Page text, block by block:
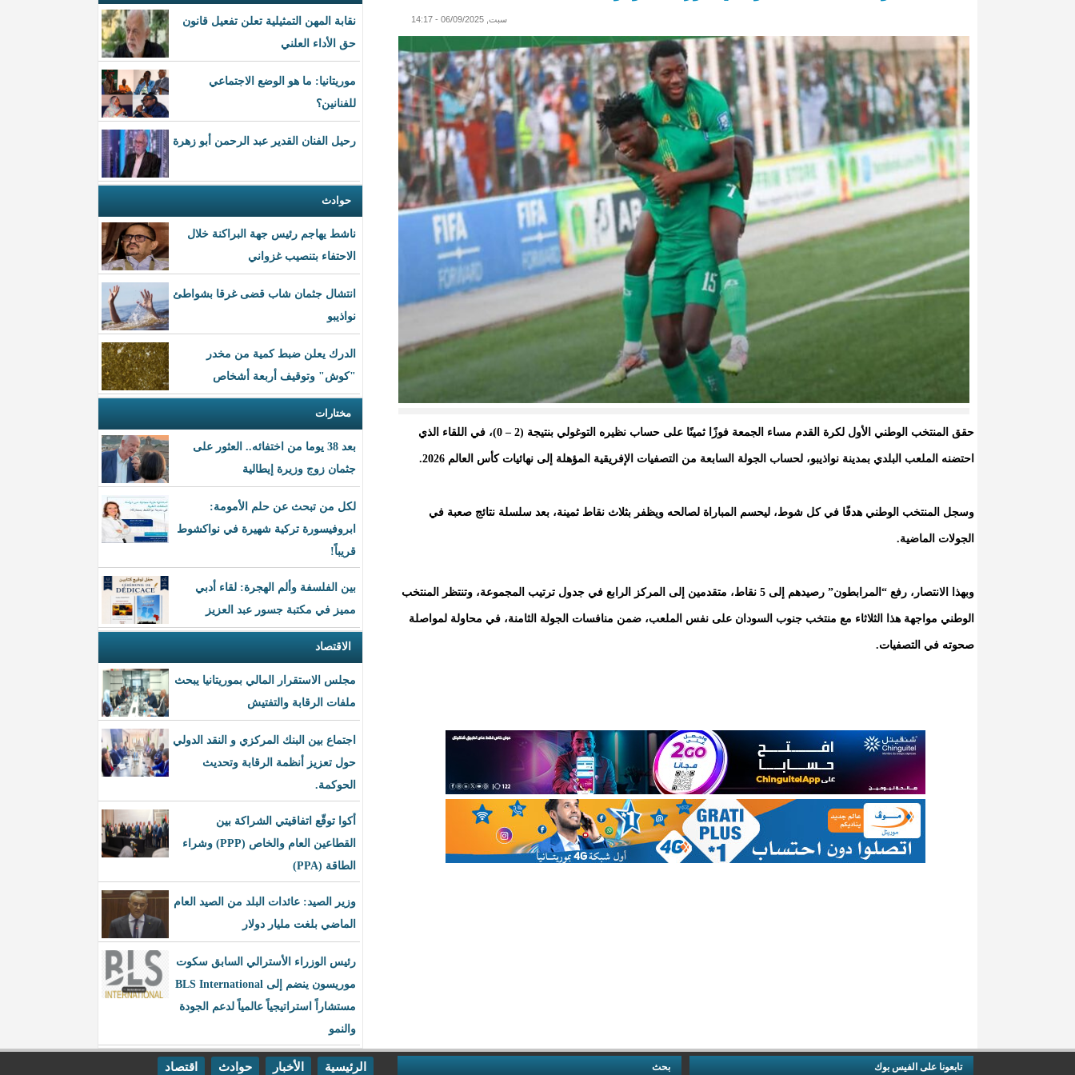
نقابة المهن التمثيلية تعلن تفعيل قانون
حق الأداء العلني
موريتانيا: ما هو الوضع الاجتماعي
للفنانين؟
رحيل الفنان القدير عبد الرحمن أبو زهرة
حوادث
ناشط يهاجم رئيس جهة البراكنة خلال
الاحتفاء بتنصيب غزواني
انتشال جثمان شاب قضى غرقا بشواطئ
نواذيبو
الدرك يعلن ضبط كمية من مخدر
"كوش" وتوقيف أربعة أشخاص
مختارات
بعد 38 يوما من اختفائه.. العثور على
جثمان زوج وزيرة إيطالية
لكل من تبحث عن حلم الأمومة:
ابروفيسورة تركية شهيرة في نواكشوط
قريباً!
بين الفلسفة وألم الهجرة: لقاء أدبي
مميز في مكتبة جسور عبد العزيز
الاقتصاد
مجلس الاستقرار المالي بموريتانيا يبحث
ملفات الرقابة والتفتيش
اجتماع بين البنك المركزي و النقد الدولي
حول تعزيز أنظمة الرقابة وتحديث
الحوكمة.
أكوا توقّع اتفاقيتي الشراكة بين
القطاعين العام والخاص (PPP) وشراء
الطاقة (PPA)
وزير الصيد: عائدات البلد من الصيد العام
الماضي بلغت مليار دولار
رئيس الوزراء الأسترالي السابق سكوت
موريسون ينضم إلى BLS International
مستشاراً استراتيجياً عالمياً لدعم الجودة
والنمو
سبت, 06/09/2025 - 14:17
حقق المنتخب الوطني الأول لكرة القدم مساء الجمعة فوزًا ثمينًا على حساب نظيره التوغولي بنتيجة (2 – 0)، في اللقاء الذي
احتضنه الملعب البلدي بمدينة نواذيبو، لحساب الجولة السابعة من التصفيات الإفريقية المؤهلة إلى نهائيات كأس العالم 2026.
وسجل المنتخب الوطني هدفًا في كل شوط، ليحسم المباراة لصالحه ويظفر بثلاث نقاط ثمينة، بعد سلسلة نتائج صعبة في
الجولات الماضية.
وبهذا الانتصار، رفع “المرابطون” رصيدهم إلى 5 نقاط، متقدمين إلى المركز الرابع في جدول ترتيب المجموعة، وتنتظر المنتخب
الوطني مواجهة هذا الثلاثاء مع منتخب جنوب السودان على نفس الملعب، ضمن منافسات الجولة الثامنة، في محاولة لمواصلة
صحوته في التصفيات.
تابعونا على الفيس بوك بحث الرئيسية الأخبار حوادث اقتصاد